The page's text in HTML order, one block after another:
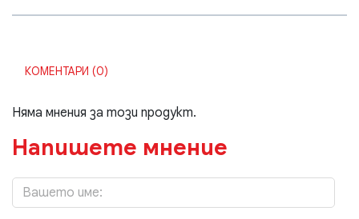
КОМЕНТАРИ (0)
Няма мнения за този продукт.
Напишете мнение